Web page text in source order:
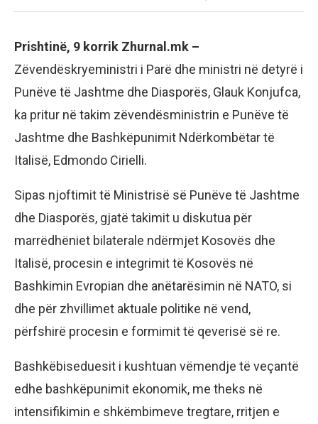
Prishtinë, 9 korrik Zhurnal.mk –
Zëvendëskryeministri i Parë dhe ministri në detyrë i
Punëve të Jashtme dhe Diasporës, Glauk Konjufca,
ka pritur në takim zëvendësministrin e Punëve të
Jashtme dhe Bashkëpunimit Ndërkombëtar të
Italisë, Edmondo Cirielli.
Sipas njoftimit të Ministrisë së Punëve të Jashtme
dhe Diasporës, gjatë takimit u diskutua për
marrëdhëniet bilaterale ndërmjet Kosovës dhe
Italisë, procesin e integrimit të Kosovës në
Bashkimin Evropian dhe anëtarësimin në NATO, si
dhe për zhvillimet aktuale politike në vend,
përfshirë procesin e formimit të qeverisë së re.
Bashkëbiseduesit i kushtuan vëmendje të veçantë
edhe bashkëpunimit ekonomik, me theks në
intensifikimin e shkëmbimeve tregtare, rritjen e